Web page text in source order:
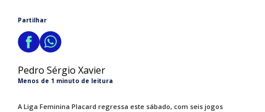
Partilhar
Pedro Sérgio Xavier
Menos de 1 minuto de leitura
A Liga Feminina Placard regressa este sábado, com seis jogos